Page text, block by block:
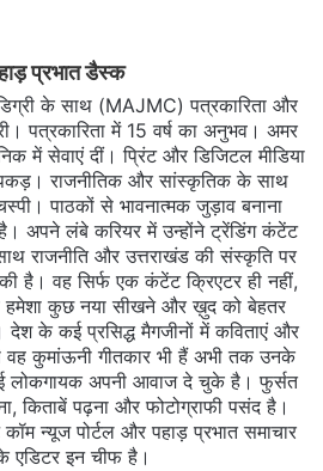
प्रभात डैस्क
के साथ (MAJMC) पत्रकारिता और
पत्रकारिता में 15 वर्ष का अनुभव। अमर
में सेवाएं दीं। प्रिंट और डिजिटल मीडिया
राजनीतिक और सांस्कृतिक के साथ
पाठकों से भावनात्मक जुड़ाव बनाना
अपने लंबे करियर में उन्होंने ट्रेंडिंग कंटेंट
राजनीति और उत्तराखंड की संस्कृति पर
है। वह सिर्फ एक कंटेंट क्रिएटर ही नहीं,
कुछ नया सीखने और ख़ुद को बेहतर
के कई प्रसिद्ध मैगजीनों में कविताएं और
वह कुमांऊनी गीतकार भी हैं अभी तक उनके
लोकगायक अपनी आवाज दे चुके है। फुर्सत
किताबें पढ़ना और फोटोग्राफी पसंद है।
कॉम न्यूज पोर्टल और पहाड़ प्रभात समाचार
एडिटर इन चीफ है।